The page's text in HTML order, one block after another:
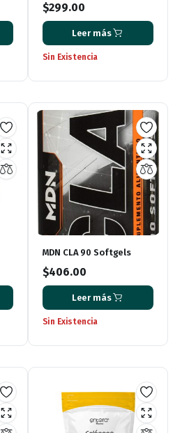
$299.00
Leer más
Sin Existencia
MDN CLA 90 Softgels
$406.00
Leer más
Sin Existencia